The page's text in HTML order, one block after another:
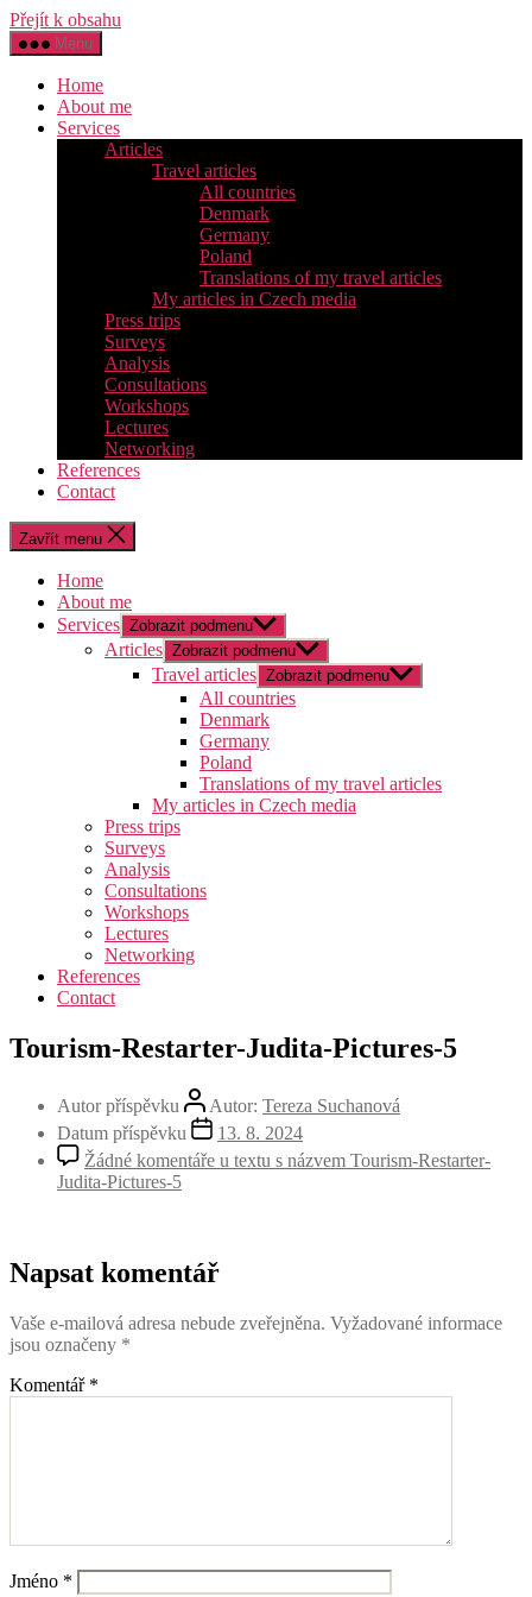
Přejít k obsahu
Menu
Home
About me
Services
Articles
Travel articles
All countries
Denmark
Germany
Poland
Translations of my travel articles
My articles in Czech media
Press trips
Surveys
Analysis
Consultations
Workshops
Lectures
Networking
References
Contact
Zavřít menu
Home
About me
Services Zobrazit podmenu
Articles Zobrazit podmenu
Travel articles Zobrazit podmenu
All countries
Denmark
Germany
Poland
Translations of my travel articles
My articles in Czech media
Press trips
Surveys
Analysis
Consultations
Workshops
Lectures
Networking
References
Contact
Tourism-Restarter-Judita-Pictures-5
Autor příspěvku Autor: Tereza Suchanová
Datum příspěvku
13. 8. 2024
Žádné komentáře u textu s názvem Tourism-Restarter-
Judita-Pictures-5
Napsat komentář
Vaše e-mailová adresa nebude zveřejněna. Vyžadované informace
jsou označeny *
Komentář *
Jméno *